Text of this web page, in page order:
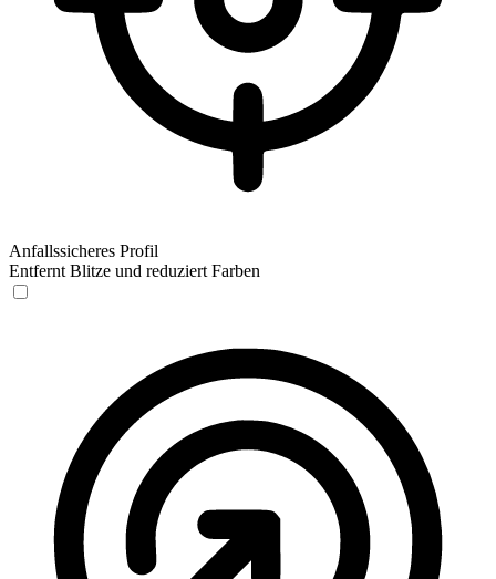
Anfallssicheres Profil
Entfernt Blitze und reduziert Farben